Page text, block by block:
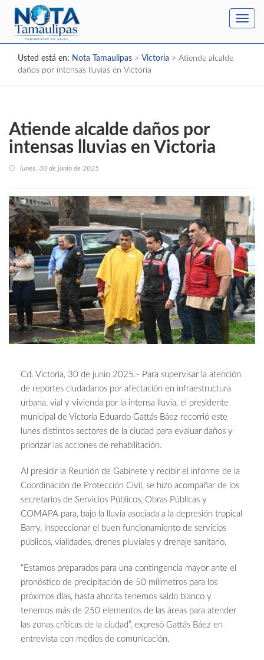
Usted está en: Nota Tamaulipas > Victoria > Atiende alcalde
daños por intensas lluvias en Victoria
Atiende alcalde daños por
intensas lluvias en Victoria
lunes, 30 de junio de 2025
Cd. Victoria, 30 de junio 2025.- Para supervisar la atención
de reportes ciudadanos por afectación en infraestructura
urbana, vial y vivienda por la intensa lluvia, el presidente
municipal de Victoria Eduardo Gattás Báez recorrió este
lunes distintos sectores de la ciudad para evaluar daños y
priorizar las acciones de rehabilitación.
Al presidir la Reunión de Gabinete y recibir el informe de la
Coordinación de Protección Civil, se hizo acompañar de los
secretarios de Servicios Públicos, Obras Públicas y
COMAPA para, bajo la lluvia asociada a la depresión tropical
Barry, inspeccionar el buen funcionamiento de servicios
públicos, vialidades, drenes pluviales y drenaje sanitario.
“Estamos preparados para una contingencia mayor ante el
pronóstico de precipitación de 50 milímetros para los
próximos días, hasta ahorita tenemos saldo blanco y
tenemos más de 250 elementos de las áreas para atender
las zonas críticas de la ciudad”, expresó Gattás Báez en
entrevista con medios de comunicación.